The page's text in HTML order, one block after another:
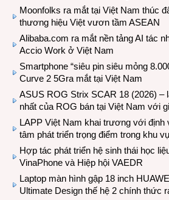
Moonfolks ra mắt tại Việt Nam thúc
thương hiệu Việt vươn tầm ASEAN
Alibaba.com ra mắt nền tảng AI tác
Accio Work ở Việt Nam
Smartphone “siêu pin siêu mỏng
Curve 2 5Gra mắt tại Việt Nam
ASUS ROG Strix SCAR 18 (2026) –
nhất của ROG bán tại Việt Nam với
LAPP Việt Nam khai trương với định
tâm phát triển trọng điểm trong khu
Hợp tác phát triển hệ sinh thái học
VinaPhone và Hiệp hội VAEDR
Laptop màn hình gập 18 inch
Ultimate Design thế hệ 2 chính thức